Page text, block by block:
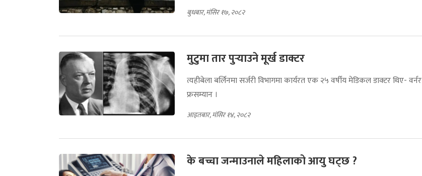
बुधबार, मंसिर १७, २०८२
मुटुमा तार पुर्‍याउने मूर्ख डाक्टर
त्यहीबेला बर्लिनमा सर्जरी विभागमा कार्यरत एक २५ वर्षीय मेडिकल डाक्टर थिए- वर्नर
फ्रसम्यान ।
आइतबार, मंसिर १४, २०८२
के बच्चा जन्माउनाले महिलाको आयु घट्छ ?